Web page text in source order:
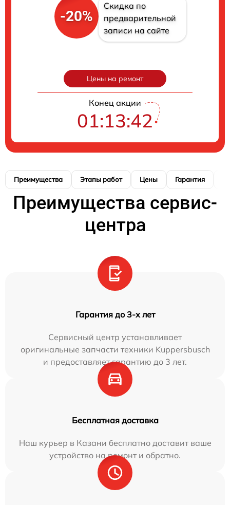
-20%
Скидка по
предварительной
записи на сайте
Цены на ремонт
Конец акции
01:13:41
Преимущества Этапы работ Цены Гарантия
Преимущества сервис-
центра
Гарантия до 3-х лет
Сервисный центр устанавливает
оригинальные запчасти техники Kuppersbusch
и предоставляет гарантию до 3 лет.
Бесплатная доставка
Наш курьер в Казани бесплатно доставит ваше
устройство на ремонт и обратно.